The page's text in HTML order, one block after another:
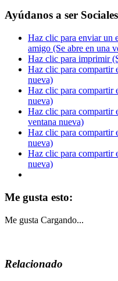
Ayúdanos a ser Sociales
Haz clic para enviar un
amigo (Se abre en una
Haz clic para imprimir
Haz clic para compartir
nueva)
Haz clic para compartir
nueva)
Haz clic para compartir
ventana nueva)
Haz clic para compartir
nueva)
Haz clic para compartir
nueva)
Me gusta esto:
Me gusta Cargando...
Relacionado